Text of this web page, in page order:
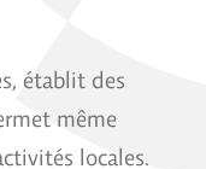
établit des
même
locales.